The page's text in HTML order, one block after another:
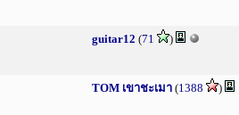
guitar12 (71 )
TOM เขาชะเมา (1388 )